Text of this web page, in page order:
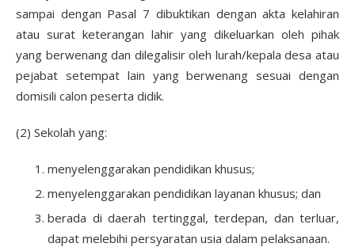
sampai dengan Pasal 7 dibuktikan dengan akta kelahiran
atau surat keterangan lahir yang dikeluarkan oleh pihak
yang berwenang dan dilegalisir oleh lurah/kepala desa atau
pejabat setempat lain yang berwenang sesuai dengan
domisili calon peserta didik.
(2) Sekolah yang:
menyelenggarakan pendidikan khusus;
menyelenggarakan pendidikan layanan khusus; dan
berada di daerah tertinggal, terdepan, dan terluar,
dapat melebihi persyaratan usia dalam pelaksanaan.